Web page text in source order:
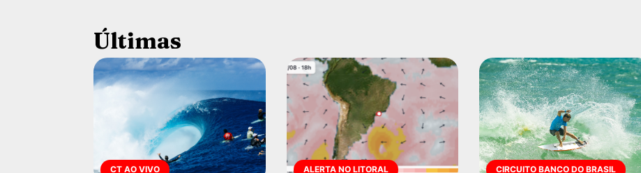
Últimas
CT AO VIVO ALERTA NO LITORAL CIRCUITO BANCO DO BRASIL